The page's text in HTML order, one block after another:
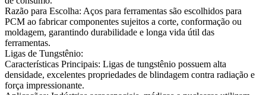
Razão para Escolha: Aços para ferramentas são escolhidos para
PCM ao fabricar componentes sujeitos a corte, conformação ou
moldagem, garantindo durabilidade e longa vida útil das
ferramentas.
Ligas de Tungstênio:
Características Principais: Ligas de tungstênio possuem alta
densidade, excelentes propriedades de blindagem contra radiação e
força impressionante.